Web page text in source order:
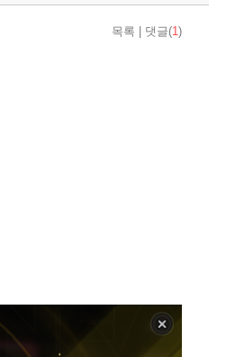
목록 댓글(1)